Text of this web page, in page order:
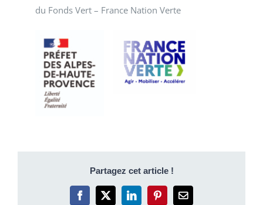
du Fonds Vert – France Nation Verte
Partagez cet article !
Facebook
X LinkedInPinterestEmail